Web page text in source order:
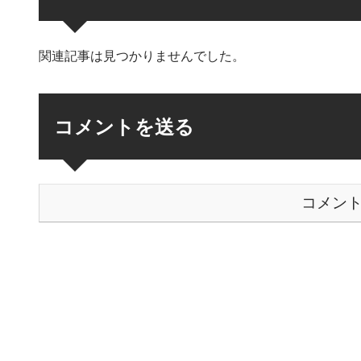
関連記事は見つかりませんでした。
コメントを送る
コメン